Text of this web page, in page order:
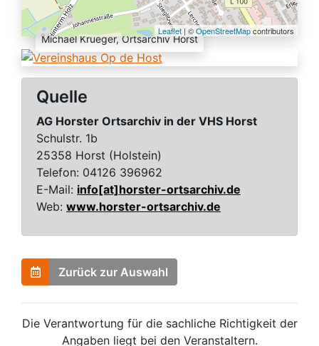
Leaflet | ©OpenStreetMapcontributors
Quelle:
Michael Krueger, Ortsarchiv Horst
Quelle
AG Horster Ortsarchiv in der VHS Horst
Schulstr. 1b
25358 Horst (Holstein)
Telefon: 04126 396962
E-Mail: info[at]horster-ortsarchiv.de
Web: www.horster-ortsarchiv.de
Zurück zur Auswahl
Die Verantwortung für die sachliche Richtigkeit der
Angaben liegt bei den Veranstaltern.